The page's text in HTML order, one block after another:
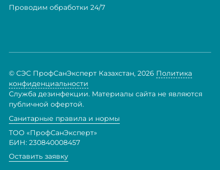
Проводим обработки 24/7
© СЭС ПрофСанЭксперт Казахстан, 2026 Политика
конфиденциальности
Служба дезинфекции. Материалы сайта не являются
публичной офертой.
Санитарные правила и нормы
ТОО «ПрофСанЭксперт»
БИН: 230840008457
Оставить заявку